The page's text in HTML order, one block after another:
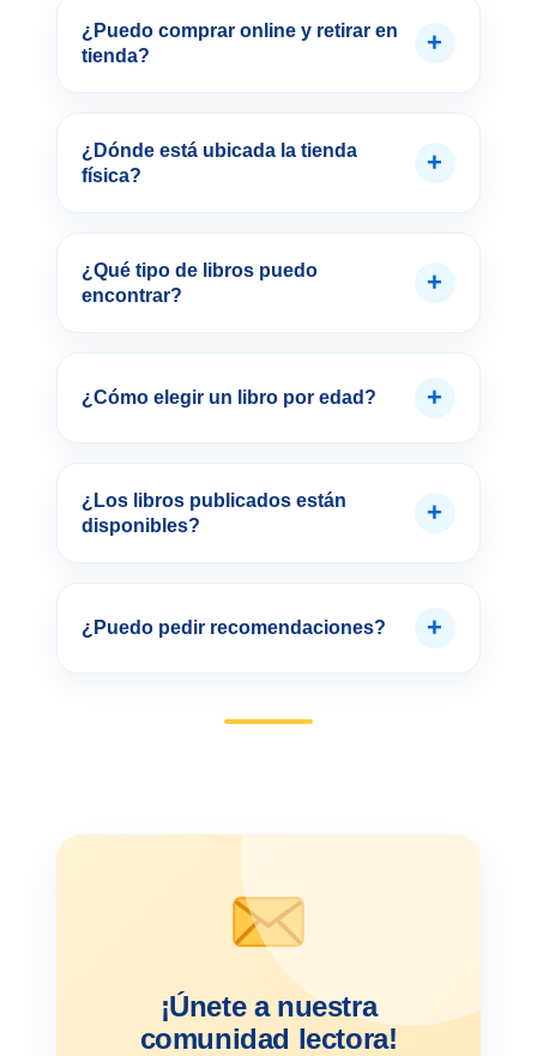
¿Puedo comprar online y retirar en
tienda?
+
¿Dónde está ubicada la tienda
física?
+
¿Qué tipo de libros puedo
encontrar?
+
¿Cómo elegir un libro por edad? +
¿Los libros publicados están
disponibles?
+
¿Puedo pedir recomendaciones? +
¡Únete a nuestra
comunidad lectora!